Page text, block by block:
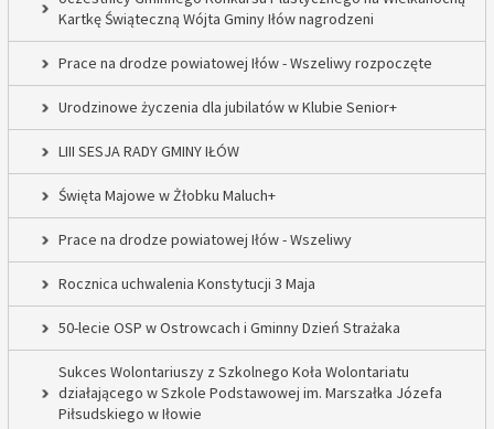
Kartkę Świąteczną Wójta Gminy Iłów nagrodzeni
Prace na drodze powiatowej Iłów - Wszeliwy rozpoczęte
Urodzinowe życzenia dla jubilatów w Klubie Senior+
LIII SESJA RADY GMINY IŁÓW
Święta Majowe w Żłobku Maluch+
Prace na drodze powiatowej Iłów - Wszeliwy
Rocznica uchwalenia Konstytucji 3 Maja
50-lecie OSP w Ostrowcach i Gminny Dzień Strażaka
Sukces Wolontariuszy z Szkolnego Koła Wolontariatu
działającego w Szkole Podstawowej im. Marszałka Józefa
Piłsudskiego w Iłowie